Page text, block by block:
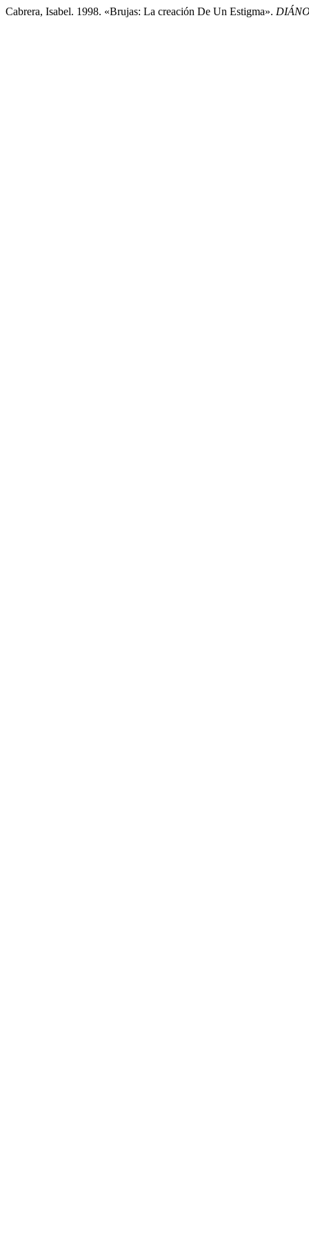
Cabrera, Isabel. 1998. «Brujas: La creación De Un Estigma».